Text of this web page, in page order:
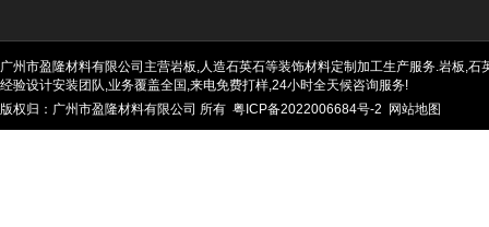
广州市盈隆材料有限公司主营岩板,人造石英石等装饰材料定制加工生产服务.岩板,
经验设计安装团队,业务覆盖全国,来电免费打样,24小时全天候咨询服务!
版权归：广州市盈隆材料有限公司 所有 粤ICP备2022006684号-2 网站地图